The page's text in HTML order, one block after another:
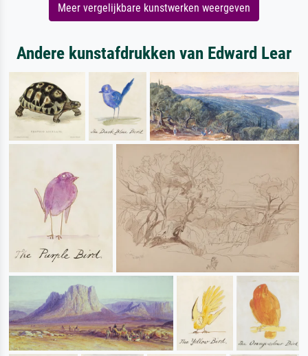
Meer vergelijkbare kunstwerken weergeven
Andere kunstafdrukken van Edward Lear